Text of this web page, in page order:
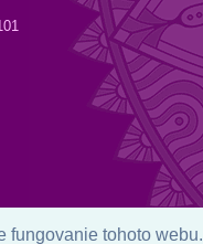
fungovanie tohoto webu.